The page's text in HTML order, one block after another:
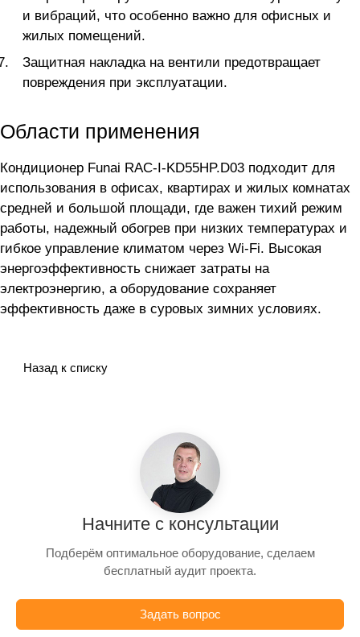
и вибраций, что особенно важно для офисных и
жилых помещений.
Защитная накладка на вентили предотвращает
повреждения при эксплуатации.
Области применения
Кондиционер Funai RAC-I-KD55HP.D03 подходит для
использования в офисах, квартирах и жилых комнатах
средней и большой площади, где важен тихий режим
работы, надежный обогрев при низких температурах и
гибкое управление климатом через Wi-Fi. Высокая
энергоэффективность снижает затраты на
электроэнергию, а оборудование сохраняет
эффективность даже в суровых зимних условиях.
Назад к списку
Начните с консультации
Подберём оптимальное оборудование, сделаем
бесплатный аудит проекта.
Задать вопрос